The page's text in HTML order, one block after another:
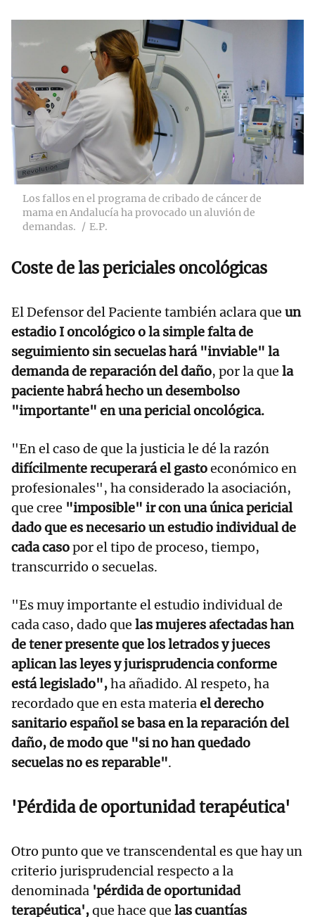
Los fallos en el programa de cribado de cáncer de
mama en Andalucía ha provocado un aluvión de
demandas.
E.P.
Coste de las periciales oncológicas
El Defensor del Paciente también aclara que un
estadio I oncológico o la simple falta de
seguimiento sin secuelas hará "inviable" la
demanda de reparación del daño, por la que la
paciente habrá hecho un desembolso
"importante" en una pericial oncológica.
"En el caso de que la justicia le dé la razón
difícilmente recuperará el gastoeconómico en
profesionales", ha considerado la asociación,
que cree "imposible" ir con una única pericial
dado que es necesario un estudio individual de
cada casopor el tipo de proceso, tiempo,
transcurrido o secuelas.
"Es muy importante el estudio individual de
cada caso, dado que las mujeres afectadas han
de tener presente que los letrados y jueces
aplican las leyes y jurisprudencia conforme
está legislado",ha añadido. Al respeto, ha
recordado que en esta materiael derecho
sanitario español se basa en la reparación del
daño, de modo que "si no han quedado
secuelas no es reparable".
'Pérdida de oportunidad terapéutica'
Otro punto que ve transcendental es que hay un
criterio jurisprudencial respecto a la
denominada 'pérdida de oportunidad
terapéutica',que hace que las cuantías